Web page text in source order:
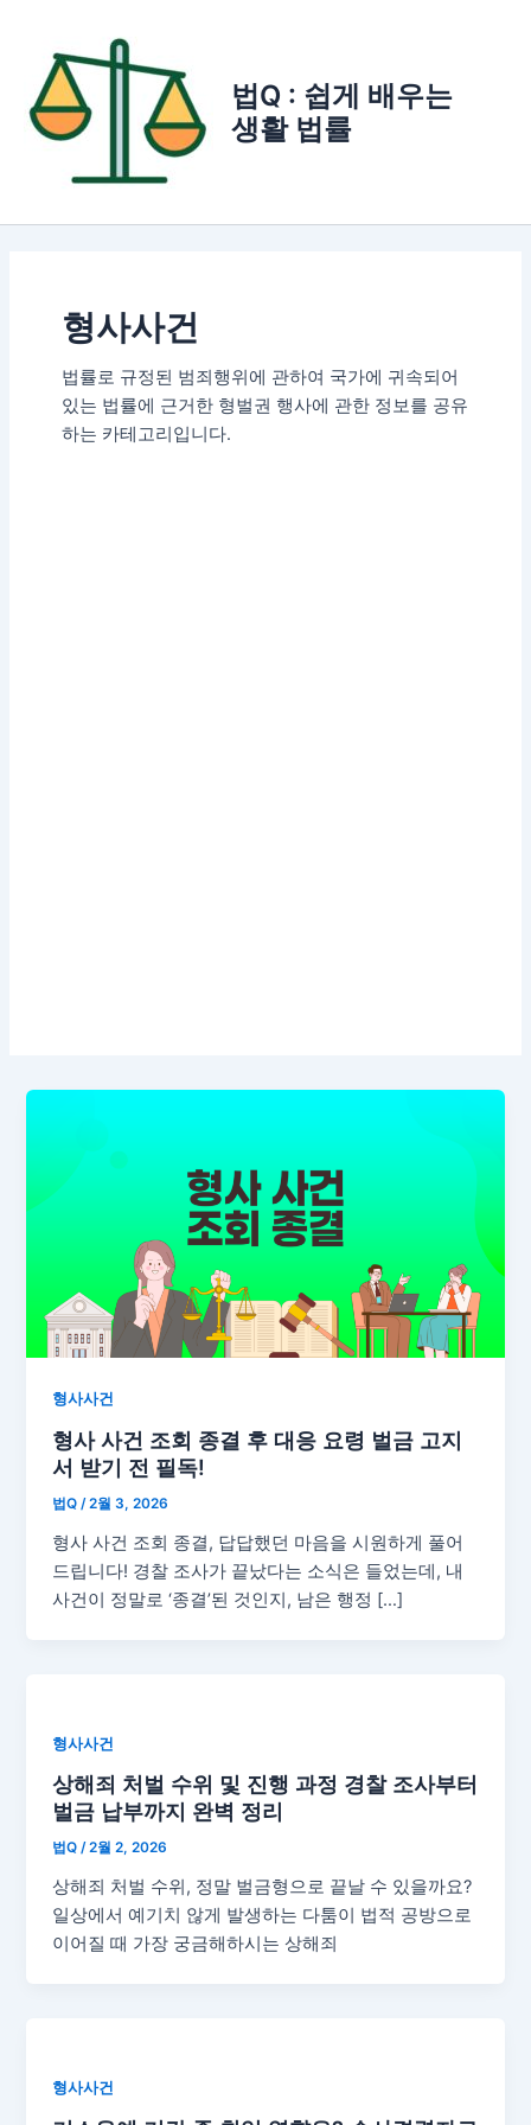
법Q : 쉽게 배우는
생활 법률
형사사건
법률로 규정된 범죄행위에 관하여 국가에 귀속되어
있는 법률에 근거한 형벌권 행사에 관한 정보를 공유
하는 카테고리입니다.
형사사건
형사 사건 조회 종결 후 대응 요령 벌금 고지
서 받기 전 필독!
법Q/2월 3, 2026
형사 사건 조회 종결, 답답했던 마음을 시원하게 풀어
드립니다! 경찰 조사가 끝났다는 소식은 들었는데, 내
사건이 정말로 ‘종결’된 것인지, 남은 행정 […]
형사사건
상해죄 처벌 수위 및 진행 과정 경찰 조사부터
벌금 납부까지 완벽 정리
법Q/2월 2, 2026
상해죄 처벌 수위, 정말 벌금형으로 끝날 수 있을까요?
일상에서 예기치 않게 발생하는 다툼이 법적 공방으로
이어질 때 가장 궁금해하시는 상해죄
형사사건